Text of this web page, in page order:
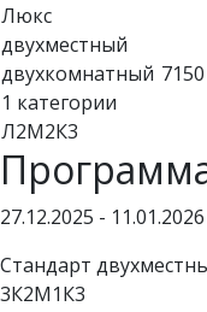
Люкс
двухместный
двухкомнатный
1 категории
Л2М2К3
7150
27.12.2025 - 11.01.2026
Стандарт
3К2М1К3